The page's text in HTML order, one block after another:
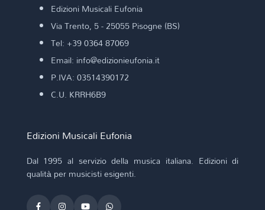
Edizioni Musicali Eufonia
Via Trento, 5 - 25055 Pisogne (BS)
Tel: +39 0364 87069
Email: info@edizionieufonia.it
P.IVA: 03514390172
C.U. KRRH6B9
Edizioni Musicali Eufonia
Dal 1995 al servizio della musica italiana. Edizioni di
qualità per musicisti esigenti.